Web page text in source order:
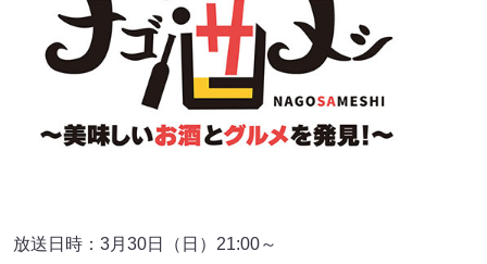
放送日時：3月30日（日）21:00～